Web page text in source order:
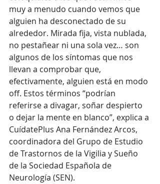
muy a menudo cuando vemos que
alguien ha desconectado de su
alrededor. Mirada fija, vista nublada,
no pestañear ni una sola vez… son
algunos de los síntomas que nos
llevan a comprobar que,
efectivamente, alguien está en modo
off. Estos términos “podrían
referirse a divagar, soñar despierto
o dejar la mente en blanco”, explica a
CuídatePlus Ana Fernández Arcos,
coordinadora del Grupo de Estudio
de Trastornos de la Vigilia y Sueño
de la Sociedad Española de
Neurología (SEN).